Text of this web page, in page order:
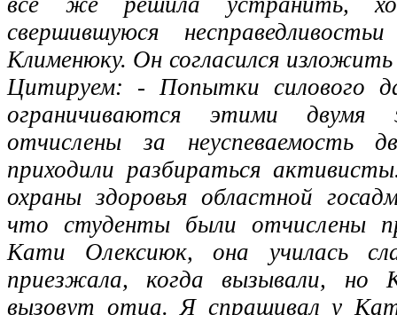
свершившуюся
Клименюку. Он согласился
Цитируем: - Попытки силового
ограничиваются этими двумя
отчислены за неуспеваемость
приходили разбираться
охраны здоровья областной
что студенты были отчислены
Кати Олексиюк, она училась
приезжала, когда вызывали, но
вызовут отца. Я спрашивал у